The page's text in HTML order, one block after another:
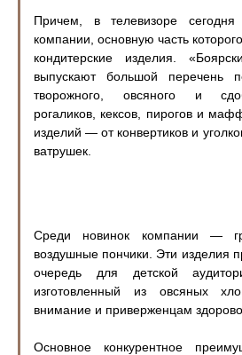
Причем, в телевизоре
компании, основную часть
кондитерские изделия.
выпускают большой перечень
творожного, овсяного и
рогаликов, кексов, пирогов и
изделий — от конвертиков и
ватрушек.
Среди новинок компании —
воздушные пончики. Эти изделия
очередь для детской
изготовленный из овсяных
внимание и приверженцам
Основное конкурентное